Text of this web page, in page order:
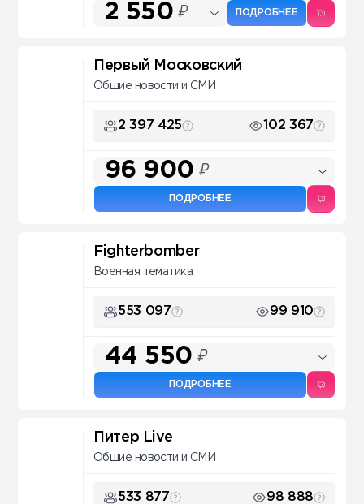
2 550 ₽ ПОДРОБНЕЕ
Первый Московский
Общие новости и СМИ
2 397 425 102 367
96 900 ₽
ПОДРОБНЕЕ
Fighterbomber
Военная тематика
553 097 99 910
44 550 ₽
ПОДРОБНЕЕ
Питер Live
Общие новости и СМИ
533 877 98 888